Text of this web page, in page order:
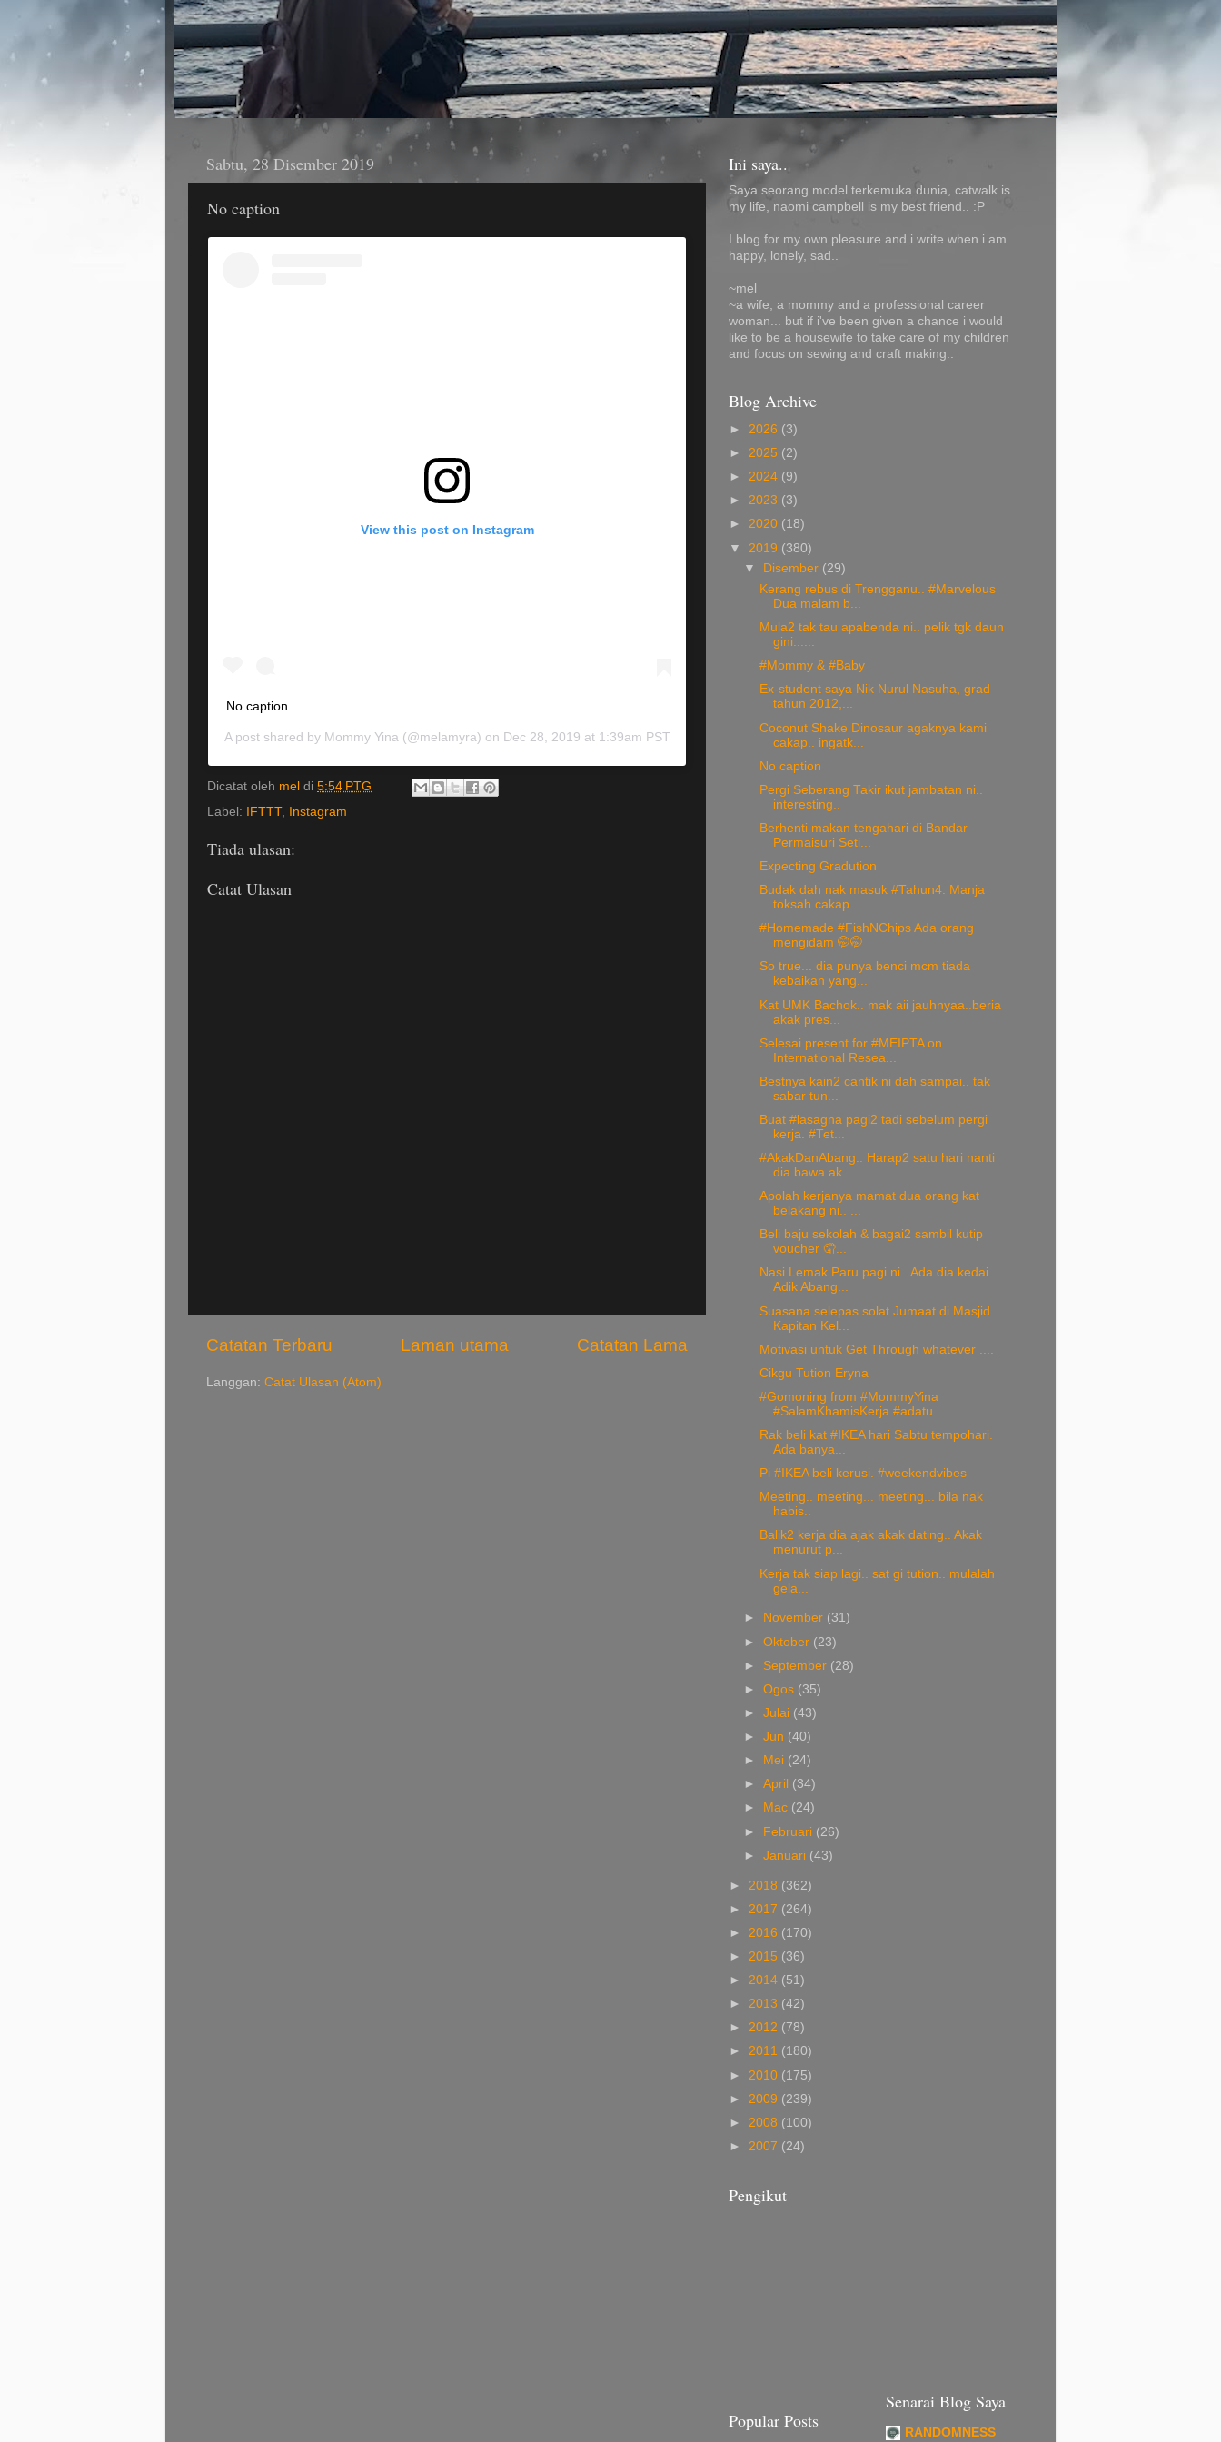
Sabtu, 28 Disember 2019
No caption
View this post on Instagram
No caption
A post shared by Mommy Yina(@melamyra) on Dec 28, 2019 at 1:39am PST
Dicatat oleh mel di 5:54 PTG
Label:
IFTTT, Instagram
Tiada ulasan:
Catat Ulasan
Catatan Terbaru Catatan Lama
Laman utama
Langgan: Catat Ulasan (Atom)
Ini saya..
Saya seorang model terkemuka dunia, catwalk is
my life, naomi campbell is my best friend.. :P
I blog for my own pleasure and i write when i am
happy, lonely, sad..
~mel
~a wife, a mommy and a professional career
woman... but if i've been given a chance i would
like to be a housewife to take care of my children
and focus on sewing and craft making..
Blog Archive
► 2026 (3)
► 2025 (2)
► 2024 (9)
► 2023 (3)
► 2020 (18)
▼ 2019 (380)
▼
Disember (29)
Kerang rebus di Trengganu.. #Marvelous
Dua malam b...
Mula2 tak tau apabenda ni.. pelik tgk daun
gini......
#Mommy & #Baby
Ex-student saya Nik Nurul Nasuha, grad
tahun 2012,...
Coconut Shake Dinosaur agaknya kami
cakap.. ingatk...
No caption
Pergi Seberang Takir ikut jambatan ni..
interesting..
Berhenti makan tengahari di Bandar
Permaisuri Seti...
Expecting Gradution
Budak dah nak masuk #Tahun4. Manja
toksah cakap.. ...
#Homemade #FishNChips Ada orang
mengidam 🤭🤭
So true... dia punya benci mcm tiada
kebaikan yang...
Kat UMK Bachok.. mak aii jauhnyaa..beria
akak pres...
Selesai present for #MEIPTA on
International Resea...
Bestnya kain2 cantik ni dah sampai.. tak
sabar tun...
Buat #lasagna pagi2 tadi sebelum pergi
kerja. #Tet...
#AkakDanAbang.. Harap2 satu hari nanti
dia bawa ak...
Apolah kerjanya mamat dua orang kat
belakang ni.. ...
Beli baju sekolah & bagai2 sambil kutip
voucher 🤦...
Nasi Lemak Paru pagi ni.. Ada dia kedai
Adik Abang...
Suasana selepas solat Jumaat di Masjid
Kapitan Kel...
Motivasi untuk Get Through whatever ....
Cikgu Tution Eryna
#Gomoning from #MommyYina
#SalamKhamisKerja #adatu...
Rak beli kat #IKEA hari Sabtu tempohari.
Ada banya...
Pi #IKEA beli kerusi. #weekendvibes
Meeting.. meeting... meeting... bila nak
habis..
Balik2 kerja dia ajak akak dating.. Akak
menurut p...
Kerja tak siap lagi.. sat gi tution.. mulalah
gela...
► November (31)
►Oktober (23)
► September (28)
►Ogos (35)
►Julai (43)
►Jun (40)
►
Mei (24)
►April (34)
►
Mac (24)
► Februari (26)
►Januari (43)
► 2018 (362)
► 2017 (264)
► 2016 (170)
► 2015 (36)
► 2014 (51)
► 2013 (42)
► 2012 (78)
► 2011 (180)
► 2010 (175)
► 2009 (239)
► 2008 (100)
► 2007 (24)
Pengikut
Popular Posts
Senarai Blog Saya
RANDOMNESS